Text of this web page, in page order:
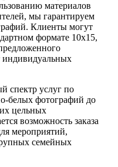
материалов
мы гарантируем
Клиенты могут
формате 10х15,
индивидуальных
спектр услуг по
белых фотографий до
цельных
возможность заказа
мероприятий,
семейных